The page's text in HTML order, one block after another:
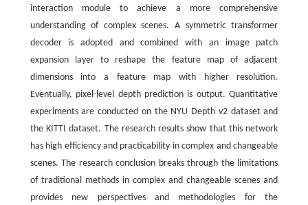
interaction module to achieve a more comprehensive
understanding of complex scenes. A symmetric transformer
decoder is adopted and combined with an image patch
expansion layer to reshape the feature map of adjacent
dimensions into a feature map with higher resolution.
Eventually, pixel-level depth prediction is output. Quantitative
experiments are conducted on the NYU Depth v2 dataset and
the KITTI dataset. The research results show that this network
has high efficiency and practicability in complex and changeable
scenes. The research conclusion breaks through the limitations
of traditional methods in complex and changeable scenes and
provides new perspectives and methodologies for the